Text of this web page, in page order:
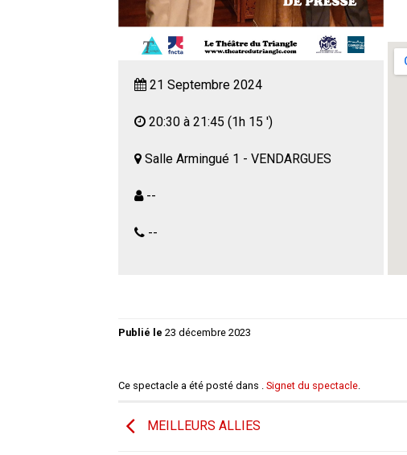
21 Septembre 2024
20:30 à 21:45 (1h 15 ')
Salle Armingué 1 - VENDARGUES
--
--
Publié le 23 décembre 2023
Ce spectacle a été posté dans . Signet du spectacle.
MEILLEURS ALLIES